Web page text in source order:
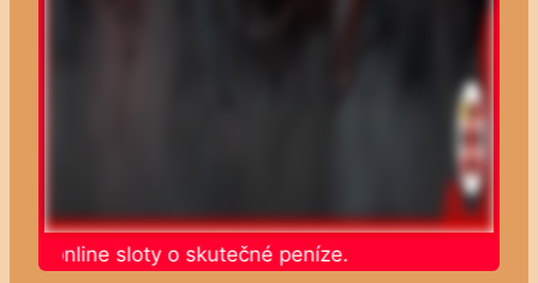
online sloty o skutečné peníze.